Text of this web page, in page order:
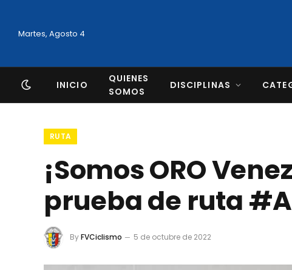
Martes, Agosto 4
INICIO
QUIENES
SOMOS
DISCIPLINAS
RUTA
¡Somos ORO
prueba de ruta
ByFVCiclismo 5 de octubre de 2022